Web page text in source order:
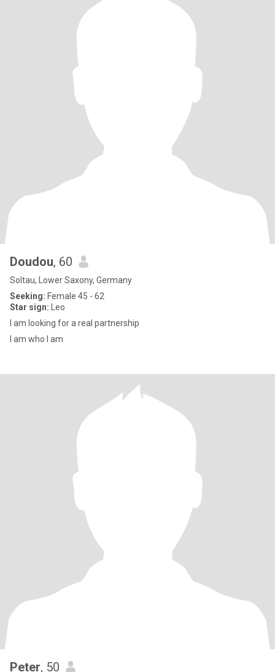
Doudou, 60
Soltau, Lower Saxony, Germany
Seeking: Female 45 - 62
Star sign: Leo
I am looking for a real partnership
I am who I am
Peter, 50